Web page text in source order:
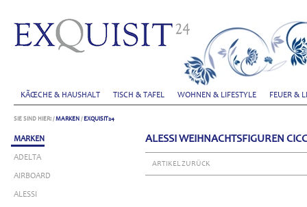
KÃŒCHE & HAUSHALT TISCH & TAFEL WOHNEN & LIFESTYLE FEUER &
SIE SIND HIER: /MARKEN / EXQUISIT24
MARKEN
ADELTA
AIRBOARD
ALESSI
ALESSI WEIHNACHTSFIGUREN
ARTIKEL ZURÜCK